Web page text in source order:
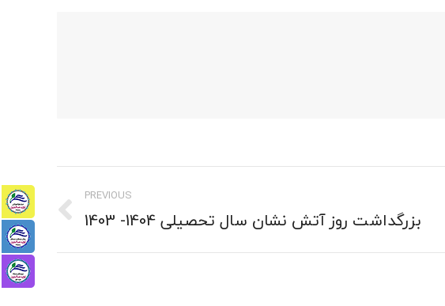
PREVIOUS
Previous
بزرگداشت روز آتش نشان سال تحصیلی 1404- 1403